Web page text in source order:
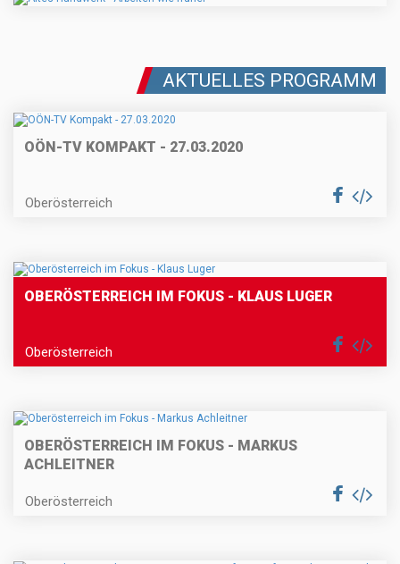
AKTUELLES PROGRAMM
OÖN-TV KOMPAKT - 27.03.2020
Oberösterreich
OBERÖSTERREICH IM FOKUS - KLAUS LUGER
Oberösterreich
OBERÖSTERREICH IM FOKUS - MARKUS
ACHLEITNER
Oberösterreich